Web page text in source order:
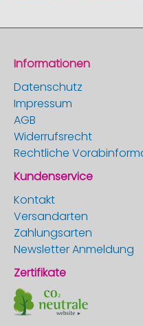
Informationen
Datenschutz
Impressum
AGB
Widerrufsrecht
Rechtliche
Kundenservice
Kontakt
Versandarten
Zahlungsarten
Newsletter Anmeldung
Zertifikate